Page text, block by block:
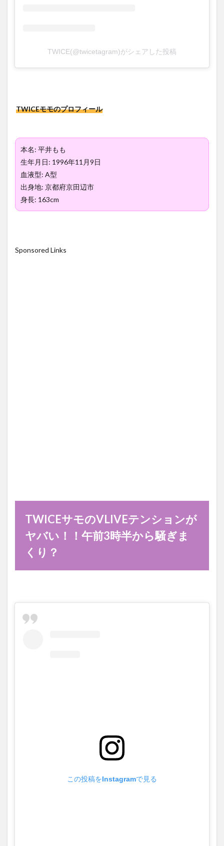
TWICE(@twicetagram)がシェアした投稿
TWICEモモのプロフィール
本名: 平井もも
生年月日: 1996年11月9日
血液型: A型
出身地: 京都府京田辺市
身長: 163cm
Sponsored Links
TWICEサモのVLIVEテンションが
ヤバい！！午前3時半から騒ぎま
くり？
この投稿をInstagramで見る